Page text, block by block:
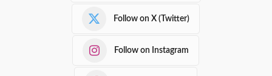
Follow on X (Twitter)
Follow on Instagram